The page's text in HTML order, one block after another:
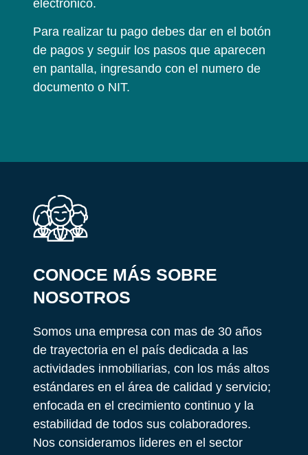
electrónico.
Para realizar tu pago debes dar en el botón
de pagos y seguir los pasos que aparecen
en pantalla, ingresando con el numero de
documento o NIT.
CONOCE MÁS SOBRE
NOSOTROS
Somos una empresa con mas de 30 años
de trayectoria en el país dedicada a las
actividades inmobiliarias, con los más altos
estándares en el área de calidad y servicio;
enfocada en el crecimiento continuo y la
estabilidad de todos sus colaboradores.
Nos consideramos lideres en el sector